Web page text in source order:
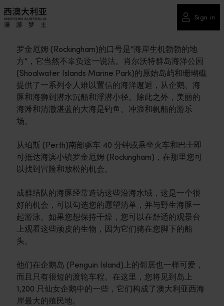
Sign in
罗金厄姆 (Rockingham)的口号是“海岸生机勃勃的地
方”，它当然不辜负这一说法。肖尔沃特群岛海洋公园
(Shoalwater Islands Marine Park)的原始岛屿和珊瑚礁
提供了一系列令人难以置信的海洋邂逅，从企鹅、海
豚和海狮到潜水沉船和浮潜小径。除此之外，美丽的
海滩和清澈湛蓝的大海是钓鱼、冲浪和帆船的游乐
场。
从珀斯 (Perth)南部驱车 40 分钟或乘坐火车和巴士即
可抵达海滨小镇罗金厄姆 (Rockingham)，在那里您可
以找到冒险和放松的机会。
成群结队的海豚经常造访这些沿海水域，这是一个很
好的机会，可以勾选您的愿望清单，并与野生海豚一
起游泳。如果您想保持干燥，您可以在舒适的观景台
上观看这些顽皮的生物，因为它们骑在您脚下的船
头。
他们在企鹅岛 (Penguin Island)上的邻居也一样可爱，
而且只有很短的渡轮车程。在这里，您将见到岛上
1,200 只仙女企鹅中的一些，它们构成了澳大利亚西海
岸最大的殖民地。